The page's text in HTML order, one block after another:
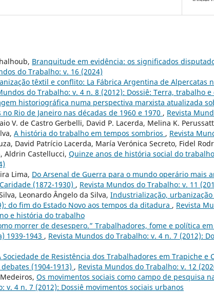
Branquitude em evidência: os significados
do Trabalho: v. 16 (2024)
têxtil e conflito: La Fábrica Argentina de Alpercatas
do Trabalho: v. 4 n. 8 (2012): Dossiê: Terra, trabalho
historiográfica numa perspectiva marxista atualizada
Rio de Janeiro nas décadas de 1960 e 1970 , Revista
V. de Castro Gerbelli, David P. Lacerda, Melina K.
A história do trabalho em tempos sombrios , Revista
David Patrício Lacerda, María Verónica Secreto, Fidel
Aldrin Castellucci, Quinze anos de história social do trabalho
Lima, Do Arsenal de Guerra para o mundo operário mais
(1872-1930) , Revista Mundos do Trabalho: v. 11
Leonardo Ângelo da Silva, Industrialização,
do fim do Estado Novo aos tempos da ditadura , Revista
e história do trabalho
morrer de desespero.” Trabalhadores, fome e política
1939-1943 , Revista Mundos do Trabalho: v. 4 n. 7 (2012):
Sociedade de Resistência dos Trabalhadores em Trapiche e
(1904-1913) , Revista Mundos do Trabalho: v. 12
Os movimentos sociais como campo de pesquisa
v. 4 n. 7 (2012): Dossiê movimentos sociais urbanos